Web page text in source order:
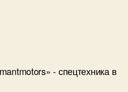
- спецтехника в